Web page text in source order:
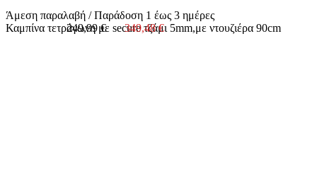
Άμεση παραλαβή / Παράδoση 1 έως 3 ημέρες
249,99 €
349,48 €
Καμπίνα τετράγωνη με secure τζάμι 5mm,με ντουζιέρα 90cm